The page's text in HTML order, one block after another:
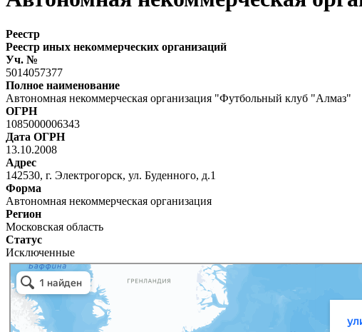
Реестр
Реестр иных некоммерческих организаций
Уч. №
5014057377
Полное наименование
Автономная некоммерческая организация "Футбольный клуб "Алмаз"
ОГРН
1085000006343
Дата ОГРН
13.10.2008
Адрес
142530, г. Электрогорск, ул. Буденного, д.1
Форма
Автономная некоммерческая организация
Регион
Московская область
Статус
Исключенные